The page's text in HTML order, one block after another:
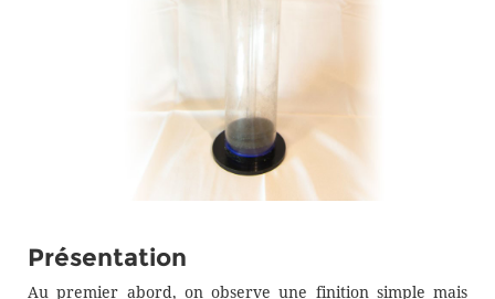
Présentation
Au premier abord, on observe une finition simple mais